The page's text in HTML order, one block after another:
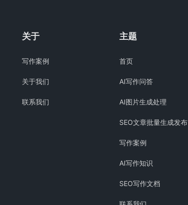
关于
写作案例
关于我们
联系我们
主题
首页
AI写作问答
AI图片生成处理
SEO文章批量生成发布
写作案例
AI写作知识
SEO写作文档